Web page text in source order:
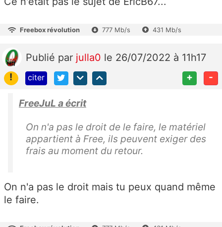
Freebox révolution 777 Mb/s 431 Mb/s
Publié par julla0 le 26/07/2022 à 11h17
!
citer + -
FreeJuL a écrit
On n'a pas le droit de le faire, le matériel
appartient à Free, ils peuvent exiger des
frais au moment du retour.
On n'a pas le droit mais tu peux quand même
le faire.